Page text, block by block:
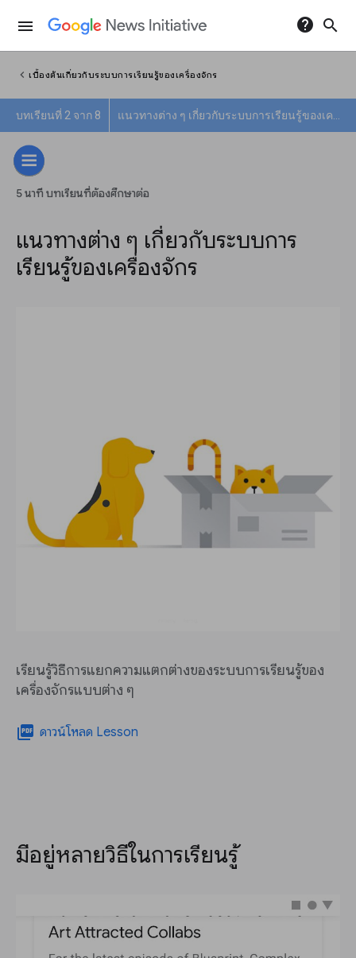
menu help search
chevron_left เบื้องต้นเกี่ยวกับระบบการเรียนรู้ของเครื่องจักร
บทเรียนที่ 2 จาก 8
5 นาที บทเรียนที่ต้องศึกษาต่อ
แนวทางต่าง ๆ เกี่ยวกับระบบการ
เรียนรู้ของเครื่องจักร
เรียนรู้วิธีการแยกความแตกต่างของระบบการเรียนรู้ของ
เครื่องจักรแบบต่าง ๆ
picture_as_pdf ดาวน์โหลด Lesson
มีอยู่หลายวิธีในการเรียนรู้